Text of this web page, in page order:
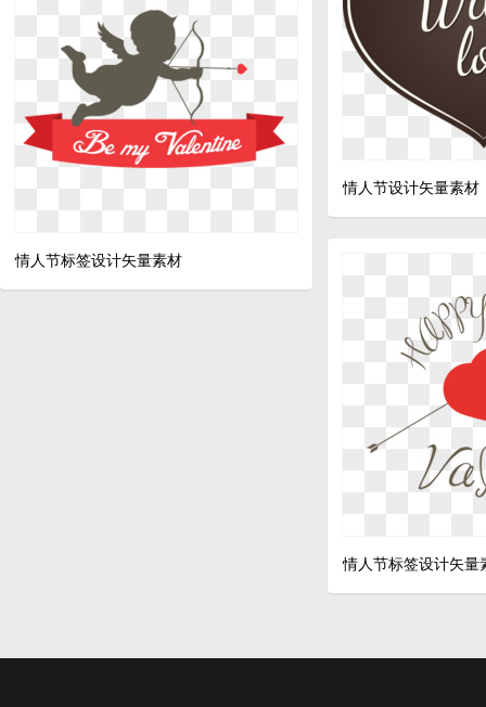
情人节设计矢量素材
情人节标签设计矢量素材
情人节标签设计矢量